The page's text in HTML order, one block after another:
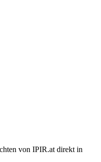
von IPIR.at direkt in